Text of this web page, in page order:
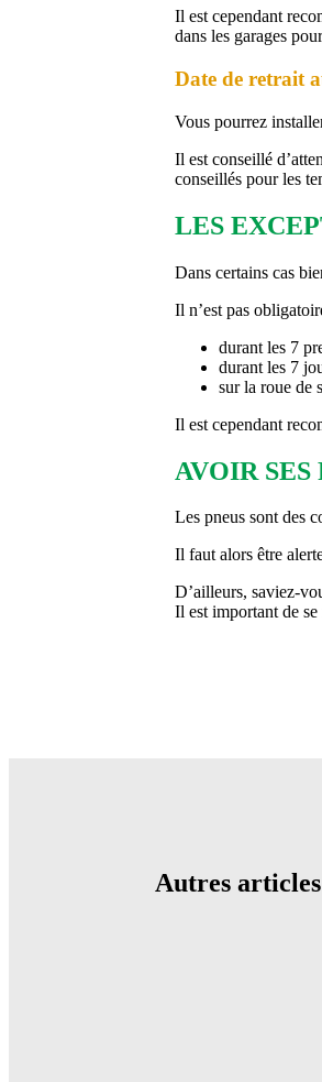
Il est cependant
dans les garages
Date de retrait
Vous pourrez
Il est conseillé
conseillés pour les
LES
Dans certains cas
Il n’est pas
durant les 7
durant les 7
sur la roue de
Il est cependant
AVOIR SES
Les pneus sont des
Il faut alors être
D’ailleurs, saviez-
Il est important de
Autres